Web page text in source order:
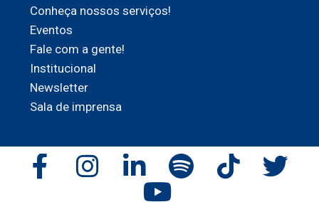
Conheça nossos serviços!
Eventos
Fale com a gente!
Institucional
Newsletter
Sala de imprensa